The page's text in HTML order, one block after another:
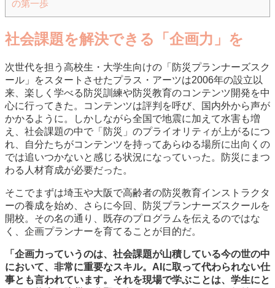
の第一歩
社会課題を解決できる「企画力」を
次世代を担う高校生・大学生向けの「防災プランナーズスク
ール」をスタートさせたプラス・アーツは2006年の設立以
来、楽しく学べる防災訓練や防災教育のコンテンツ開発を中
心に行ってきた。コンテンツは評判を呼び、国内外から声が
かかるように。しかしながら全国で地震に加えて水害も増
え、社会課題の中で「防災」のプライオリティが上がるにつ
れ、自分たちがコンテンツを持ってあらゆる場所に出向くの
では追いつかないと感じる状況になっていった。防災にまつ
わる人材育成が必要だった。
そこでまずは埼玉や大阪で高齢者の防災教育インストラクタ
ーの養成を始め、さらに今回、防災プランナーズスクールを
開校。その名の通り、既存のプログラムを伝えるのではな
く、企画プランナーを育てることが目的だ。
「企画力っていうのは、社会課題が山積している今の世の中
において、非常に重要なスキル。AIに取って代わられない仕
事とも言われています。それを現場で学ぶことは、学生にと